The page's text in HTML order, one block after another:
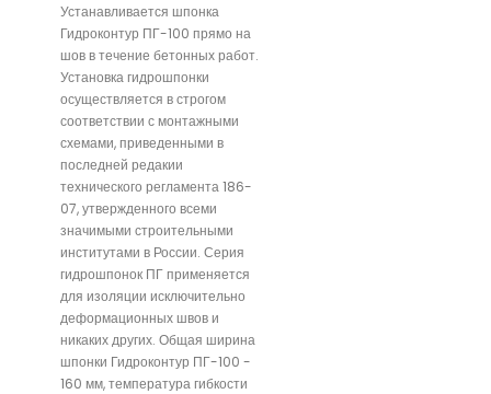
Устанавливается шпонка
Гидроконтур ПГ-100 прямо на
шов в течение бетонных работ.
Установка гидрошпонки
осуществляется в строгом
соответствии с монтажными
схемами, приведенными в
последней редакии
технического регламента 186-
07, утвержденного всеми
значимыми строительными
институтами в России. Серия
гидрошпонок ПГ применяется
для изоляции исключительно
деформационных швов и
никаких других. Общая ширина
шпонки Гидроконтур ПГ-100 -
160 мм, температура гибкости